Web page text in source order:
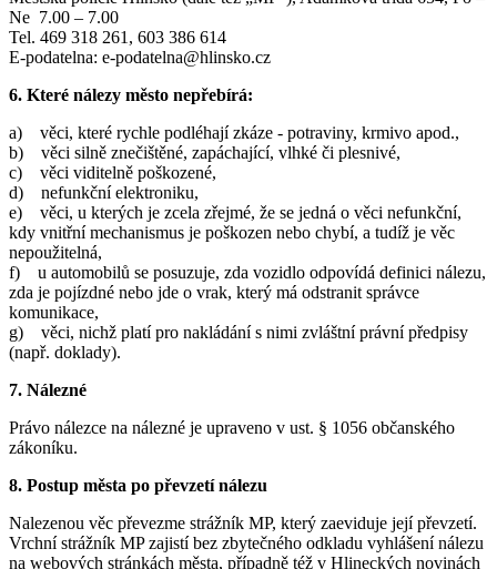
Ne 7.00 – 7.00
Tel. 469 318 261, 603 386 614
E-podatelna: e-podatelna@hlinsko.cz
6. Které nálezy město nepřebírá:
a) věci, které rychle podléhají zkáze - potraviny, krmivo apod.,
b) věci silně znečištěné, zapáchající, vlhké či plesnivé,
c) věci viditelně poškozené,
d) nefunkční elektroniku,
e) věci, u kterých je zcela zřejmé, že se jedná o věci nefunkční,
kdy vnitřní mechanismus je poškozen nebo chybí, a tudíž je věc
nepoužitelná,
f) u automobilů se posuzuje, zda vozidlo odpovídá definici nálezu,
zda je pojízdné nebo jde o vrak, který má odstranit správce
komunikace,
g) věci, nichž platí pro nakládání s nimi zvláštní právní předpisy
(např. doklady).
7. Nálezné
Právo nálezce na nálezné je upraveno v ust. § 1056 občanského
zákoníku.
8. Postup města po převzetí nálezu
Nalezenou věc převezme strážník MP, který zaeviduje její převzetí.
Vrchní strážník MP zajistí bez zbytečného odkladu vyhlášení nálezu
na webových stránkách města, případně též v Hlineckých novinách